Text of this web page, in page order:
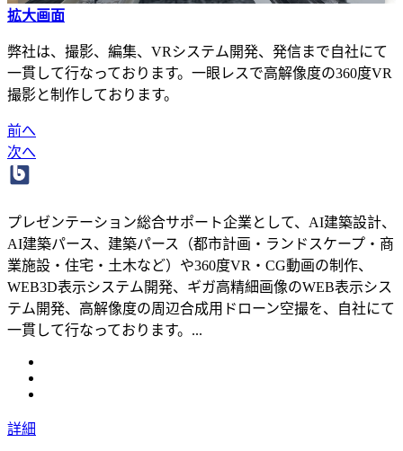
拡大画面
弊社は、撮影、編集、VRシステム開発、発信まで自社にて
一貫して行なっております。一眼レスで高解像度の360度VR
撮影と制作しております。
前へ
次へ
プレゼンテーション総合サポート企業として、AI建築設計、
AI建築パース、建築パース（都市計画・ランドスケープ・商
業施設・住宅・土木など）や360度VR・CG動画の制作、
WEB3D表示システム開発、ギガ高精細画像のWEB表示シス
テム開発、高解像度の周辺合成用ドローン空撮を、自社にて
一貫して行なっております。...
詳細